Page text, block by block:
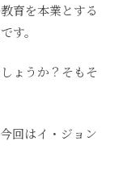
育を本業とする
す。
ょうか？そもそ
回はイ・ジョン